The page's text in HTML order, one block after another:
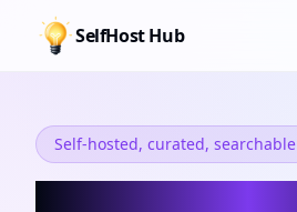
SelfHost Hub
Self-hosted, curated, searchable